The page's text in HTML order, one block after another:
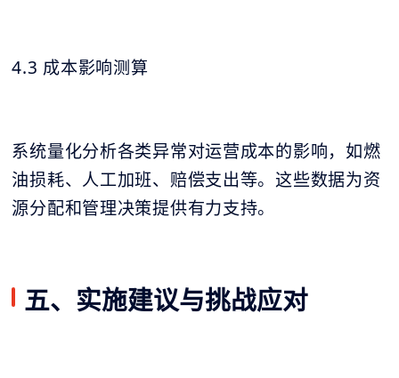
4.3 成本影响测算
系统量化分析各类异常对运营成本的影响，如燃
油损耗、人工加班、赔偿支出等。这些数据为资
源分配和管理决策提供有力支持。
五、实施建议与挑战应对